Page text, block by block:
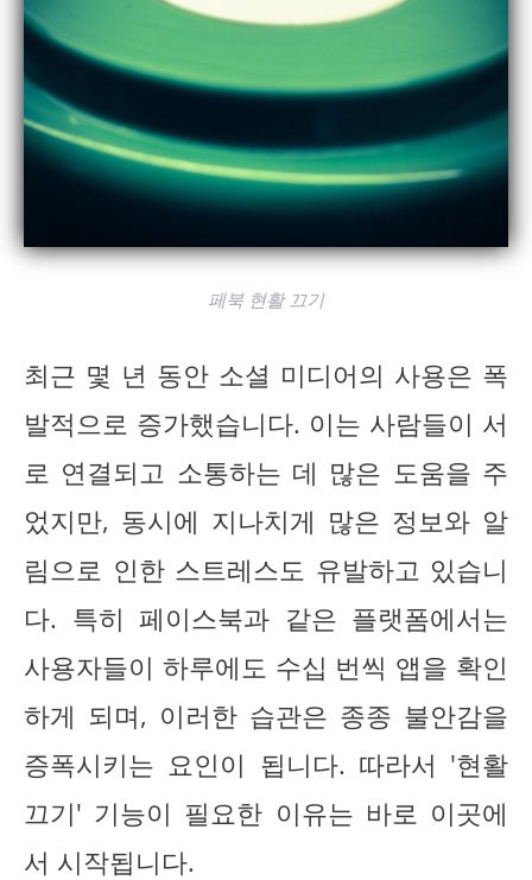
페북 현활 끄기
최근 몇 년 동안 소셜 미디어의 사용은 폭
발적으로 증가했습니다. 이는 사람들이 서
로 연결되고 소통하는 데 많은 도움을 주
었지만, 동시에 지나치게 많은 정보와 알
림으로 인한 스트레스도 유발하고 있습니
다. 특히 페이스북과 같은 플랫폼에서는
사용자들이 하루에도 수십 번씩 앱을 확인
하게 되며, 이러한 습관은 종종 불안감을
증폭시키는 요인이 됩니다. 따라서 '현활
끄기' 기능이 필요한 이유는 바로 이곳에
서 시작됩니다.